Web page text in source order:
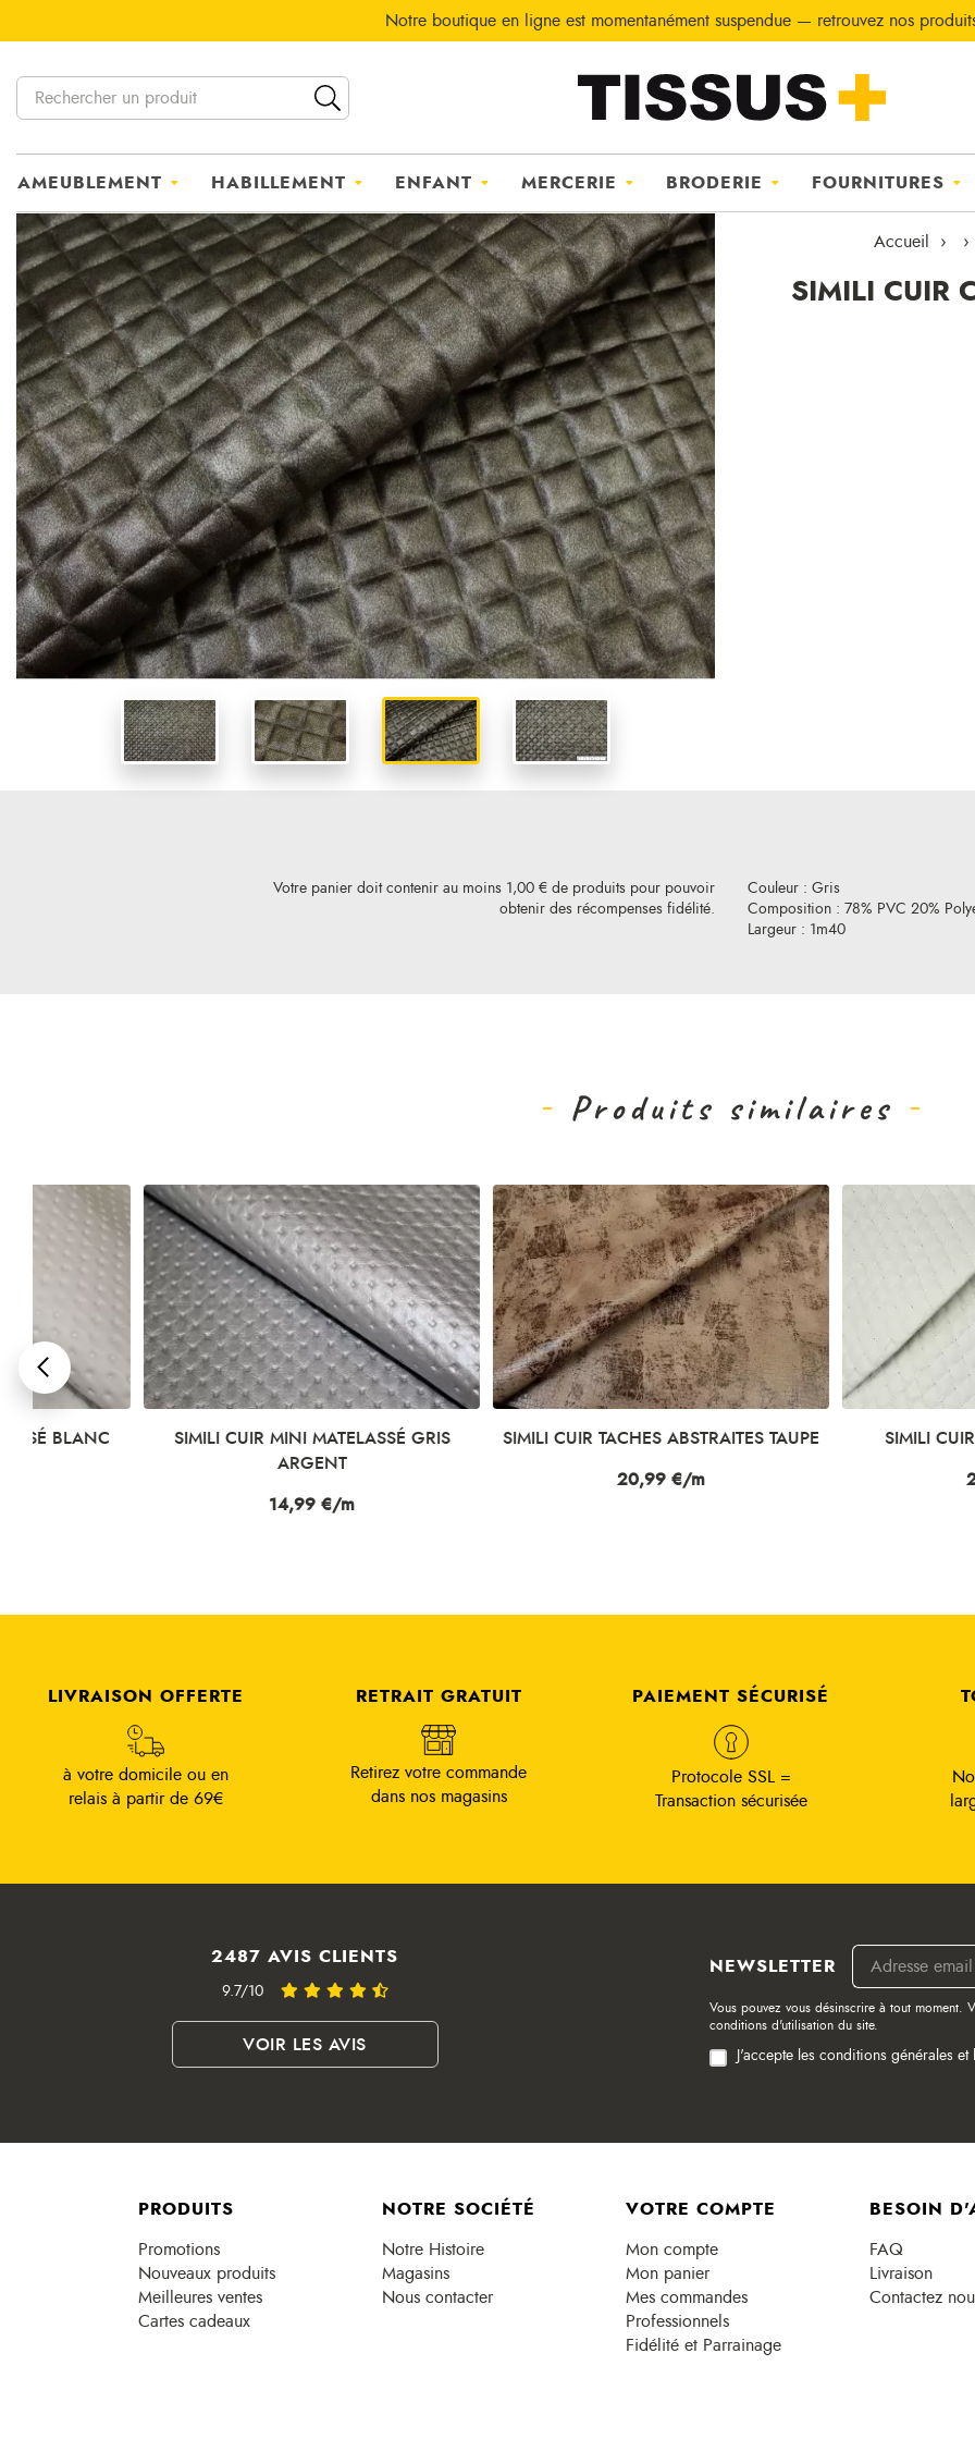
Notre boutique en ligne est momentanément suspendue — retrouvez nos
AMEUBLEMENT HABILLEMENT ENFANT MERCERIE BRODERIE FOURNITURES
Accueil
SIMILI CUIR
Votre panier doit contenir au moins 1,00 € de produits pour pouvoir
obtenir des récompenses fidélité.
Couleur : Gris
Composition : 78% PVC 20%
Largeur : 1m40
Produits similaires
SIMILI CUIR MINI MATELASSÉ GRIS
SIMILI CUIR TACHES ABSTRAITES TAUPE SIMILI CUIR MATELASSÉ
LIVRAISON OFFERTE
à votre domicile ou en
relais à partir de 69€
RETRAIT GRATUIT
Retirez votre commande
dans nos magasins
PAIEMENT SÉCURISÉ
Protocole SSL =
Transaction sécurisée
2487 AVIS CLIENTS
9.7/10
VOIR LES AVIS
NEWSLETTER
Vous pouvez vous désinscrire à tout moment.
conditions d'utilisation du site.
J'accepte les conditions générales
PRODUITS
Promotions
Nouveaux produits
Meilleures ventes
Cartes cadeaux
NOTRE SOCIÉTÉ
Notre Histoire
Magasins
Nous contacter
VOTRE COMPTE
Mon compte
Mon panier
Mes commandes
Professionnels
Fidélité et Parrainage
BESOIN
FAQ
Livraison
Contactez